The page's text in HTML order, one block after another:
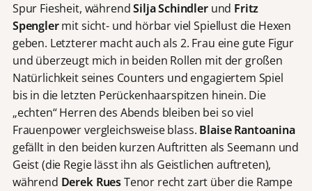
Spur Fiesheit, währendSilja Schindlerund Fritz
Spenglermit sicht- und hörbar viel Spiellust die Hexen
geben. Letzterer macht auch als 2. Frau eine gute Figur
und überzeugt mich in beiden Rollen mit der großen
Natürlichkeit seines Counters und engagiertem Spiel
bis in die letzten Perückenhaarspitzen hinein. Die
„echten“ Herren des Abends bleiben bei so viel
Frauenpower vergleichsweise blass. Blaise Rantoanina
gefällt in den beiden kurzen Auftritten als Seemann und
Geist (die Regie lässt ihn als Geistlichen auftreten),
während Derek RuesTenor recht zart über die Rampe